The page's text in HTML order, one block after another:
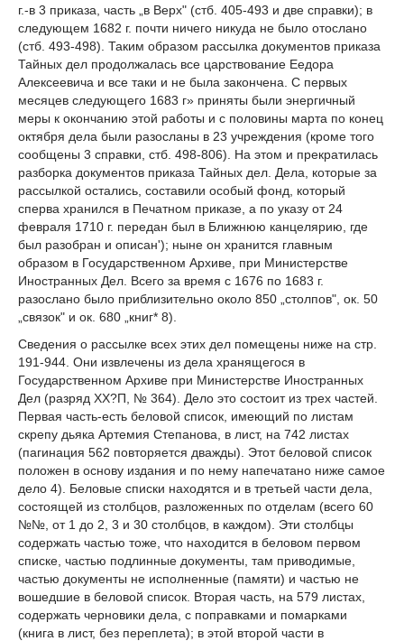
г.-в 3 приказа, часть „в Верх" (стб. 405-493 и две справки); в
следующем 1682 г. почти ничего никуда не было отослано
(стб. 493-498). Таким образом рассылка документов приказа
Тайных дел продолжалась все царствование Еедора
Алексеевича и все таки и не была закончена. С первых
месяцев следующего 1683 г» приняты были энергичный
меры к окончанию этой работы и с половины марта по конец
октября дела были разосланы в 23 учреждения (кроме того
сообщены 3 справки, стб. 498-806). На этом и прекратилась
разборка документов приказа Тайных дел. Дела, которые за
рассылкой остались, составили особый фонд, который
сперва хранился в Печатном приказе, а по указу от 24
февраля 1710 г. передан был в Ближнюю канцелярию, где
был разобран и описан'); ныне он хранится главным
образом в Государственном Архиве, при Министерстве
Иностранных Дел. Всего за время с 1676 по 1683 г.
разослано было приблизительно около 850 „столпов", ок. 50
„связок" и ок. 680 „книг* 8).
Сведения о рассылке всех этих дел помещены ниже на стр.
191-944. Они извлечены из дела хранящегося в
Государственном Архиве при Министерстве Иностранных
Дел (разряд XX?П, № 364). Дело это состоит из трех частей.
Первая часть-есть беловой список, имеющий по листам
скрепу дьяка Артемия Степанова, в лист, на 742 листах
(пагинация 562 повторяется дважды). Этот беловой список
положен в основу издания и по нему напечатано ниже самое
дело 4). Беловые списки находятся и в третьей части дела,
состоящей из столбцов, разложенных по отделам (всего 60
№№, от 1 до 2, 3 и 30 столбцов, в каждом). Эти столбцы
содержать частью тоже, что находится в беловом первом
списке, частью подлинные документы, там приводимые,
частью документы не исполненные (памяти) и частью не
вошедшие в беловой список. Вторая часть, на 579 листах,
содержать черновики дела, с поправками и помарками
(книга в лист, без переплета); в этой второй части в